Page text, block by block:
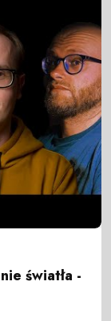
światła -